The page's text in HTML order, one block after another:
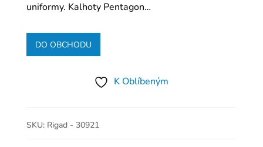
uniformy. Kalhoty Pentagon…
DO OBCHODU
K Oblíbeným
SKU: Rigad - 30921